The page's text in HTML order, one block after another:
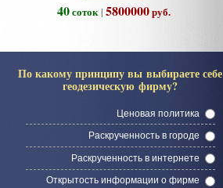
40соток| 5800000руб.
По какому принципу вы выбираете себе
геодезическую фирму?
Ценовая политика
Раскрученность в городе
Раскрученность в интернете
Открытость информации о фирме